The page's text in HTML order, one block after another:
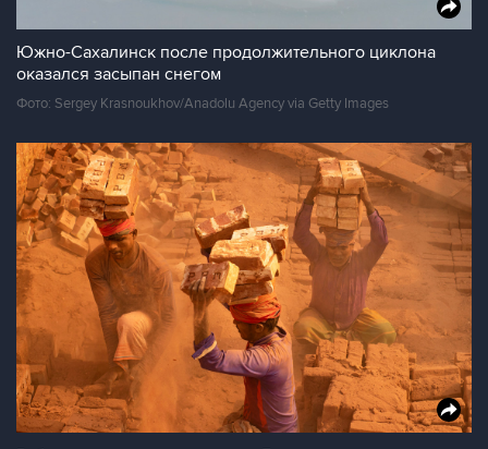
Южно-Сахалинск после продолжительного циклона
оказался засыпан снегом
Фото: Sergey Krasnoukhov/Anadolu Agency via Getty Images